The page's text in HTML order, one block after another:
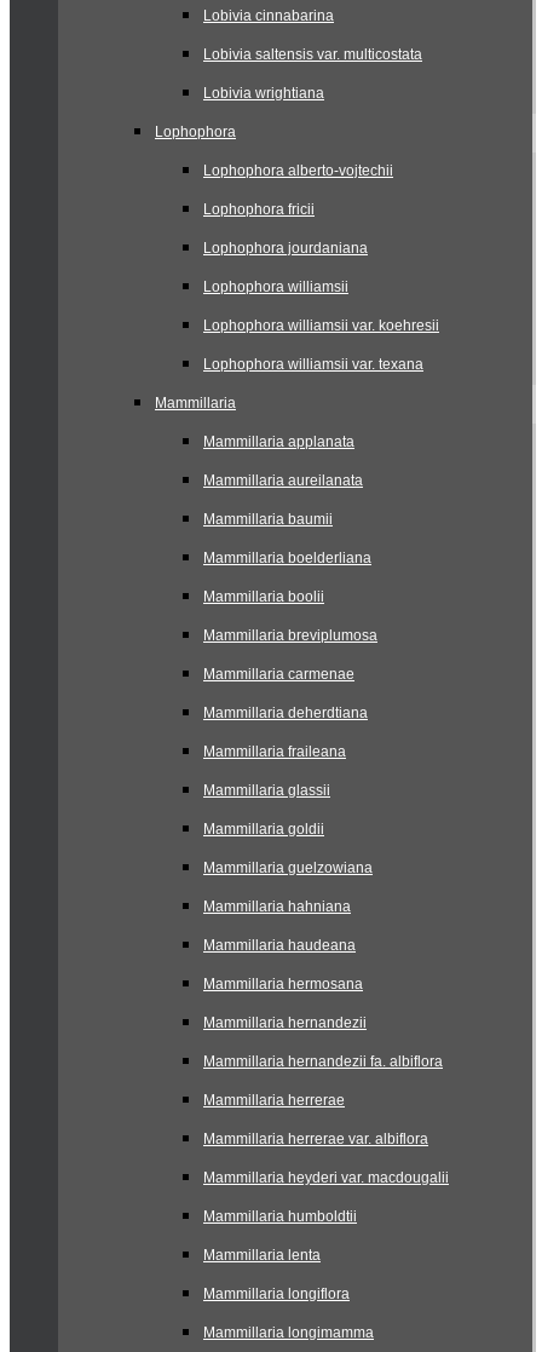
Lobivia cinnabarina
Lobivia saltensis var. multicostata
Lobivia wrightiana
Lophophora
Lophophora alberto-vojtechii
Lophophora fricii
Lophophora jourdaniana
Lophophora williamsii
Lophophora williamsii var. koehresii
Lophophora williamsii var. texana
Mammillaria
Mammillaria applanata
Mammillaria aureilanata
Mammillaria baumii
Mammillaria boelderliana
Mammillaria boolii
Mammillaria breviplumosa
Mammillaria carmenae
Mammillaria deherdtiana
Mammillaria fraileana
Mammillaria glassii
Mammillaria goldii
Mammillaria guelzowiana
Mammillaria hahniana
Mammillaria haudeana
Mammillaria hermosana
Mammillaria hernandezii
Mammillaria hernandezii fa. albiflora
Mammillaria herrerae
Mammillaria herrerae var. albiflora
Mammillaria heyderi var. macdougalii
Mammillaria humboldtii
Mammillaria lenta
Mammillaria longiflora
Mammillaria longimamma